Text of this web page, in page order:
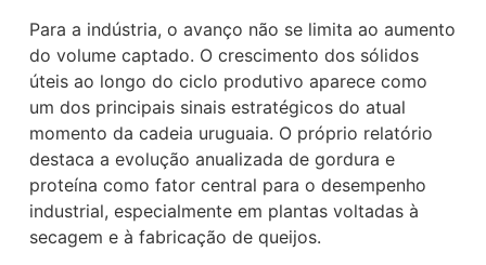
Para a indústria, o avanço não se limita ao aumento
do volume captado. O crescimento dos sólidos
úteis ao longo do ciclo produtivo aparece como
um dos principais sinais estratégicos do atual
momento da cadeia uruguaia. O próprio relatório
destaca a evolução anualizada de gordura e
proteína como fator central para o desempenho
industrial, especialmente em plantas voltadas à
secagem e à fabricação de queijos.